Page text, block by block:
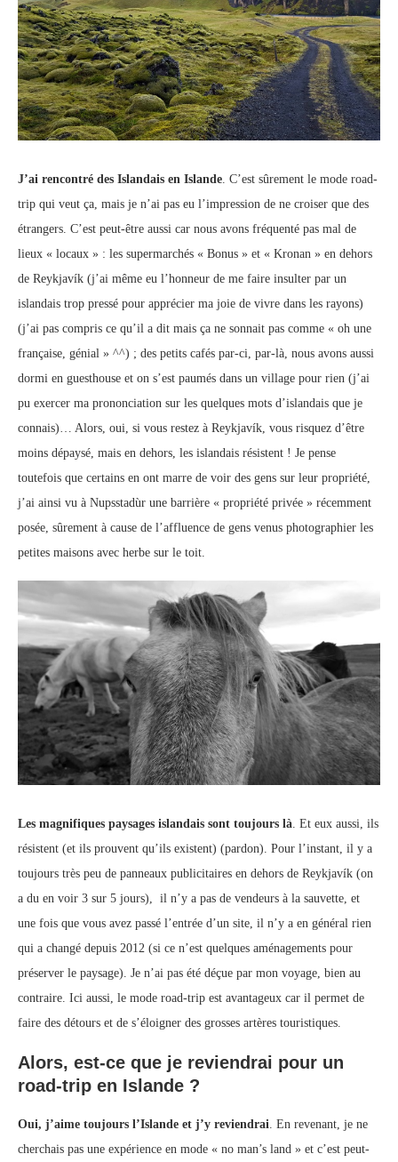
J’ai rencontré des Islandais en Islande. C’est sûrement le mode road-
trip qui veut ça, mais je n’ai pas eu l’impression de ne croiser que des
étrangers. C’est peut-être aussi car nous avons fréquenté pas mal de
lieux « locaux » : les supermarchés « Bonus » et « Kronan » en dehors
de Reykjavík (j’ai même eu l’honneur de me faire insulter par un
islandais trop pressé pour apprécier ma joie de vivre dans les rayons)
(j’ai pas compris ce qu’il a dit mais ça ne sonnait pas comme « oh une
française, génial » ^^) ; des petits cafés par-ci, par-là, nous avons aussi
dormi en guesthouse et on s’est paumés dans un village pour rien (j’ai
pu exercer ma prononciation sur les quelques mots d’islandais que je
connais)… Alors, oui, si vous restez à Reykjavík, vous risquez d’être
moins dépaysé, mais en dehors, les islandais résistent ! Je pense
toutefois que certains en ont marre de voir des gens sur leur propriété,
j’ai ainsi vu à Nupsstadùr une barrière « propriété privée » récemment
posée, sûrement à cause de l’affluence de gens venus photographier les
petites maisons avec herbe sur le toit.
Les magnifiques paysages islandais sont toujours là . Et eux aussi, ils
résistent (et ils prouvent qu’ils existent) (pardon). Pour l’instant, il y a
toujours très peu de panneaux publicitaires en dehors de Reykjavík (on
a du en voir 3 sur 5 jours), il n’y a pas de vendeurs à la sauvette, et
une fois que vous avez passé l’entrée d’un site, il n’y a en général rien
qui a changé depuis 2012 (si ce n’est quelques aménagements pour
préserver le paysage). Je n’ai pas été déçue par mon voyage, bien au
contraire. Ici aussi, le mode road-trip est avantageux car il permet de
faire des détours et de s’éloigner des grosses artères touristiques.
Alors, est-ce que je reviendrai pour un
road-trip en Islande ?
Oui, j’aime toujours l’Islande et j’y reviendrai . En revenant, je ne
cherchais pas une expérience en mode « no man’s land » et c’est peut-